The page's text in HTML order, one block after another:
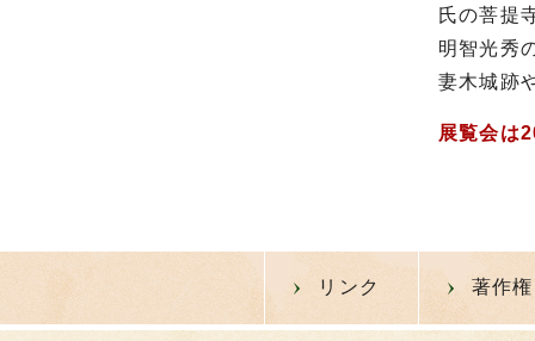
氏の菩提
明智光秀
妻木城跡
展覧会は
リンク 著作権